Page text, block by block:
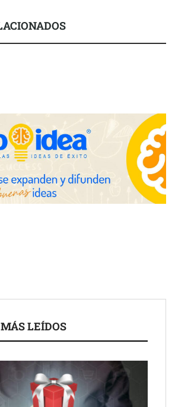
actúa en la recuperación de la piel
Journal’, una revista digital mensual de
editorial
LEÍDOS